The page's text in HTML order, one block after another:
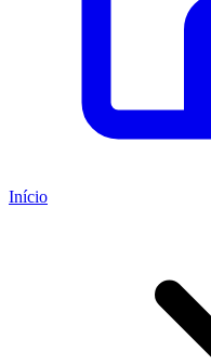
Início